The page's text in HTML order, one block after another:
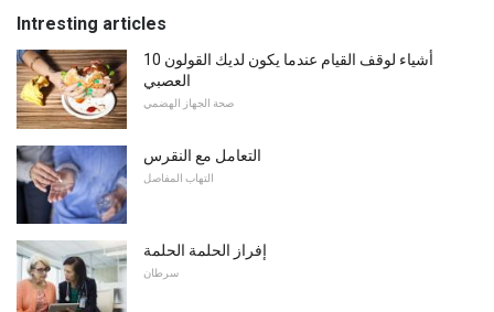
Intresting articles
10 أشياء لوقف القيام عندما يكون لديك القولون
العصبي
صحة الجهاز الهضمي
التعامل مع النقرس
التهاب المفاصل
إفراز الحلمة الحلمة
سرطان